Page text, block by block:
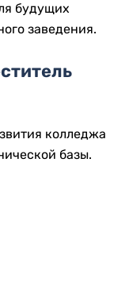
будущих
заведения.
колледжа
базы.